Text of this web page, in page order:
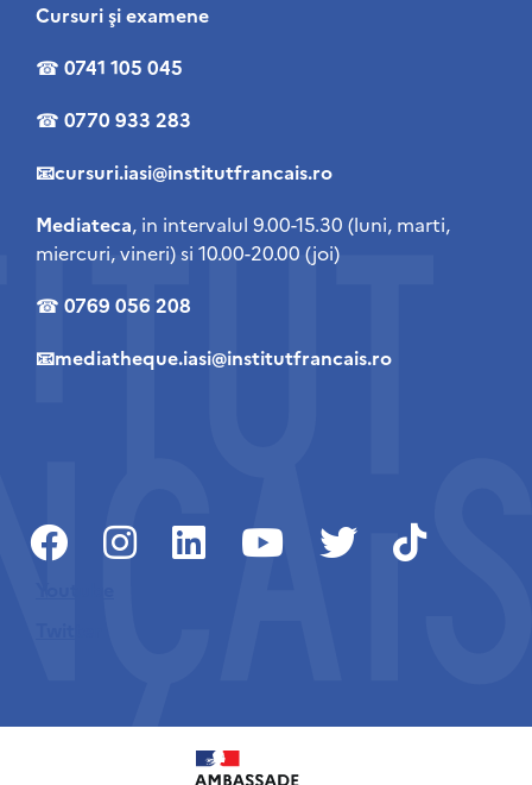
Cursuri şi examene
☎ 0741 105 045
☎ 0770 933 283
📧cursuri.iasi@institutfrancais.ro
Mediateca, in intervalul 9.00-15.30 (luni, marti,
miercuri, vineri) si 10.00-20.00 (joi)
☎ 0769 056 208
📧mediatheque.iasi@institutfrancais.ro